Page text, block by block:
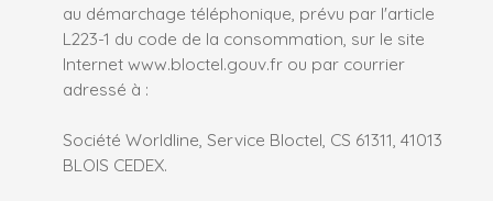
au démarchage téléphonique, prévu par l'article
L223-1 du code de la consommation, sur le site
Internet www.bloctel.gouv.fr ou par courrier
adressé à :
Société Worldline, Service Bloctel, CS 61311, 41013
BLOIS CEDEX.